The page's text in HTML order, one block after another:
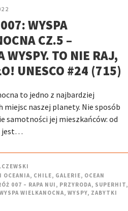
WYSPA
CZ.5 –
WYSPY. TO NIE RAJ,
UNESCO #24 (715)
to jedno z najbardziej
miejsc naszej planety. Nie sposób
samotności jej mieszkańców: od
jest…
OCEANIA, CHILE, GALERIE, OCEAN
007 – RAPA NUI , PRZYRODA, SUPERHIT,
WIELKANOCNA, WYSPY, ZABYTKI